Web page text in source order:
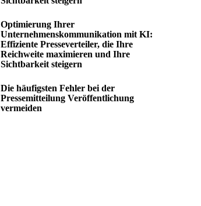
Optimierung Ihrer
Unternehmenskommunikation mit KI:
Effiziente Presseverteiler, die Ihre
Reichweite maximieren und Ihre
Sichtbarkeit steigern
Die häufigsten Fehler bei der
Pressemitteilung Veröffentlichung
vermeiden